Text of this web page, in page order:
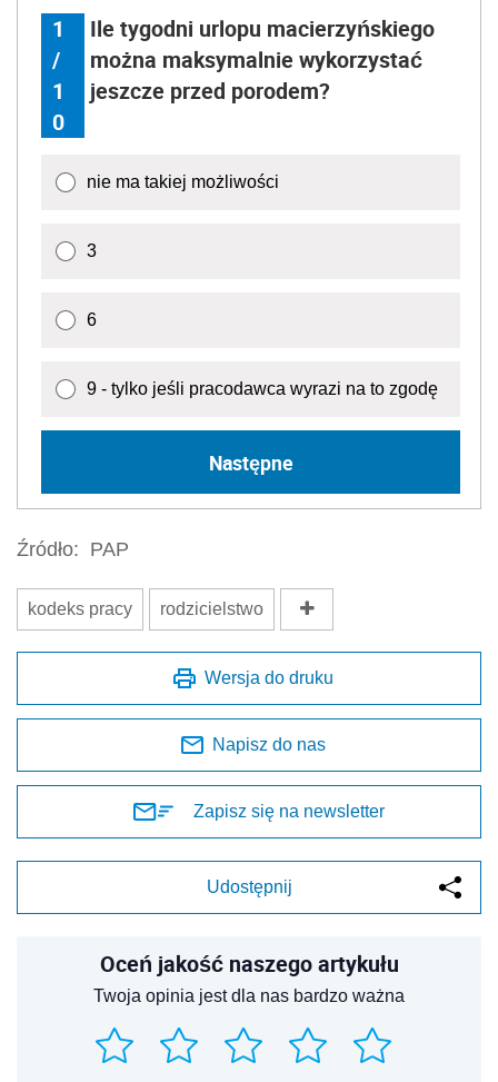
1
/
1
0
Ile tygodni urlopu macierzyńskiego
można maksymalnie wykorzystać
jeszcze przed porodem?
nie ma takiej możliwości
3
6
9 - tylko jeśli pracodawca wyrazi na to zgodę
Następne
Źródło: PAP
kodeks pracy rodzicielstwo
Wersja do druku
Napisz do nas
Zapisz się na newsletter
Udostępnij
Oceń jakość naszego artykułu
Twoja opinia jest dla nas bardzo ważna